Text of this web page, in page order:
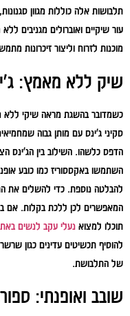
תלבושות אלה כוללות מגוון
עור שיקיים ואוברולים מגניבים
מוכנות לזרוח וליצור זיכרונות
שיק ללא מאמץ:
כשמדובר בהשגת מראה שיקי ללא
סקיני ג'ינס עם מותן גבוה
הדפס כלשהו. השילוב בין הג'ינס
השתמשו באקססוריז כמו כובע
להבלטה נוספת. כדי להשלים את
המאפשרים לכן ללכת בקלות. אם
תוכלו למצוא נעלי עקב לנשים
להוסיף תכשיטים עדינים כגון
של התלבושת.
שובב ואופנתי: